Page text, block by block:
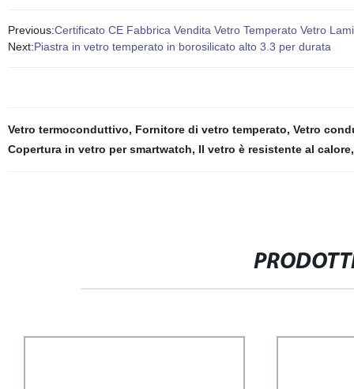
Previous:Certificato CE Fabbrica Vendita Vetro Temperato Vetro
Next:Piastra in vetro temperato in borosilicato alto 3.3 per durata
Vetro termoconduttivo, Fornitore di vetro temperato, Vetro
Copertura in vetro per smartwatch, Il vetro è resistente al calore